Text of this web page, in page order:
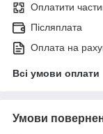
Оплатити
Післяплата
Оплата на
Всі умови оплати
Умови